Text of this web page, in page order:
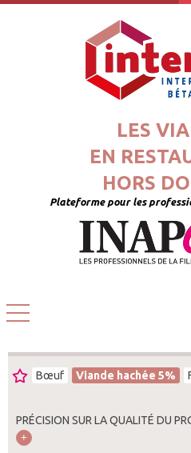
LES
EN
HORS
Plateforme pour les
Bœuf Viande hachée 5%
PRÉCISION SUR LA QUALITÉ DU